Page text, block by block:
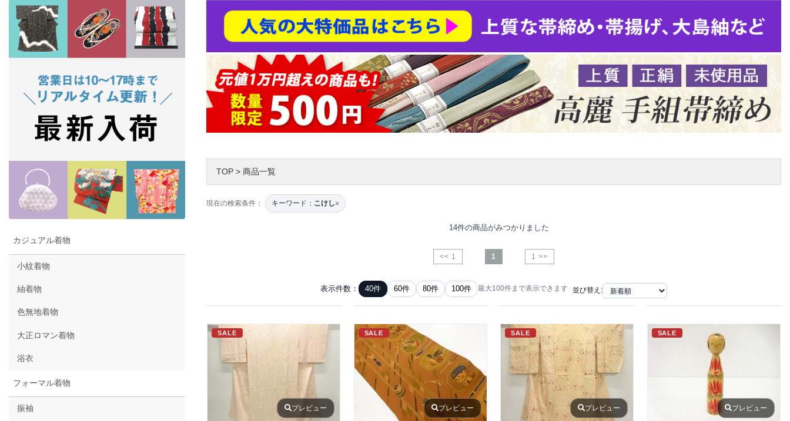
カジュアル着物
小紋着物
紬着物
色無地着物
大正ロマン着物
浴衣
フォーマル着物
振袖
TOP > 商品一覧
現在の検索条件： キーワード： こけし×
14件の商品がみつかりました
<< 1 1 1 >>
表示件数： 40件 60件 80件 100件 最大100件まで表示できます 並び替え:
SALE
プレビュー
SALE
プレビュー
SALE
プレビュー
SALE
プレビュー